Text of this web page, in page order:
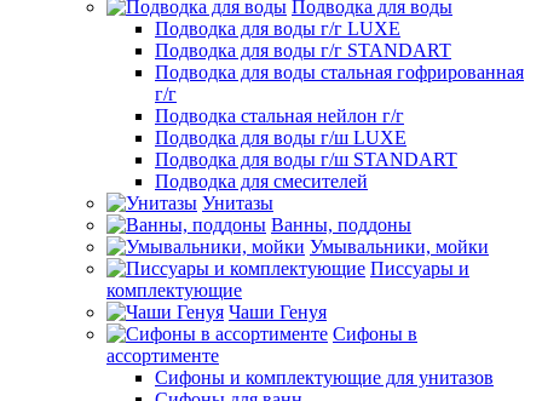
Подводка для воды
Подводка для воды г/г LUXE
Подводка для воды г/г STANDART
Подводка для воды стальная гофрированная
г/г
Подводка стальная нейлон г/г
Подводка для воды г/ш LUXE
Подводка для воды г/ш STANDART
Подводка для смесителей
Унитазы
Ванны, поддоны
Умывальники, мойки
Писсуары и
комплектующие
Чаши Генуя
Сифоны в
ассортименте
Сифоны и комплектующие для унитазов